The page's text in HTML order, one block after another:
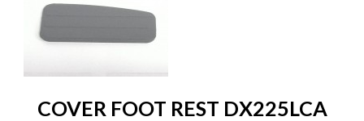
COVER FOOT REST DX225LCA